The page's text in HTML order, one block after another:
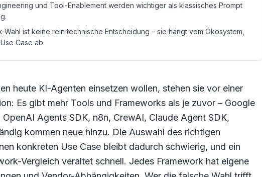
und Tool-Enablement werden wichtiger als klassisches Prompt
Wahl ist keine rein technische Entscheidung – sie hängt vom Ökosystem,
Case ab.
heute KI-Agenten einsetzen wollen, stehen sie vor einer
Es gibt mehr Tools und Frameworks als je zuvor – Google
Agents SDK, n8n, CrewAI, Claude Agent SDK,
kommen neue hinzu. Die Auswahl des richtigen
konkreten Use Case bleibt dadurch schwierig, und ein
Vergleich veraltet schnell. Jedes Framework hat eigene